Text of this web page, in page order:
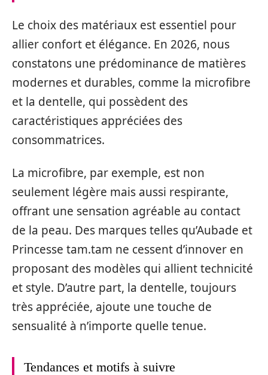
Le choix des matériaux est essentiel pour
allier confort et élégance. En 2026, nous
constatons une prédominance de matières
modernes et durables, comme la microfibre
et la dentelle, qui possèdent des
caractéristiques appréciées des
consommatrices.
La microfibre, par exemple, est non
seulement légère mais aussi respirante,
offrant une sensation agréable au contact
de la peau. Des marques telles qu’Aubade et
Princesse tam.tam ne cessent d’innover en
proposant des modèles qui allient technicité
et style. D’autre part, la dentelle, toujours
très appréciée, ajoute une touche de
sensualité à n’importe quelle tenue.
Tendances et motifs à suivre